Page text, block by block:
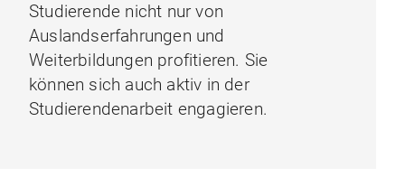
Studierende nicht nur von
Auslandserfahrungen und
Weiterbildungen profitieren. Sie
können sich auch aktiv in der
Studierendenarbeit engagieren.